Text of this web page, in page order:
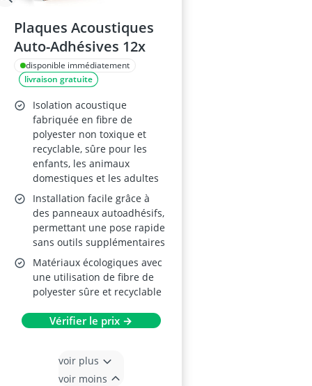
Plaques Acoustiques
Auto-Adhésives 12x
disponible immédiatement
livraison gratuite
Isolation acoustique
fabriquée en fibre de
polyester non toxique et
recyclable, sûre pour les
enfants, les animaux
domestiques et les adultes
Installation facile grâce à
des panneaux autoadhésifs,
permettant une pose rapide
sans outils supplémentaires
Matériaux écologiques avec
une utilisation de fibre de
polyester sûre et recyclable
Vérifier le prix →
voir plus
voir moins